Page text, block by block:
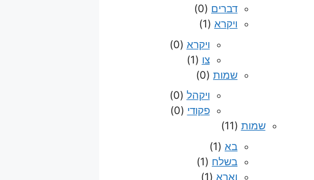
דברים (0)
ויקרא (1)
ויקרא (0)
צו (1)
שמות (0)
ויקהל (0)
פקודי (0)
שמות (11)
בא (1)
בשלח (1)
וארא (1)